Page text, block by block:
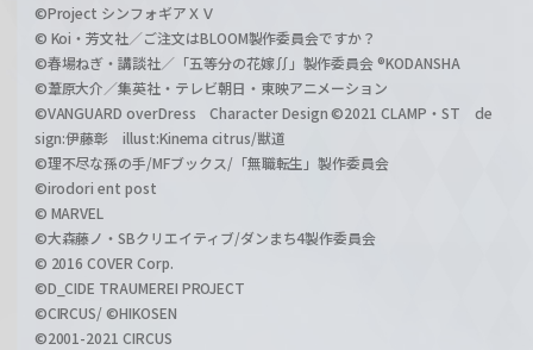
©Project シンフォギアＸＶ
© Koi・芳文社／ご注文はBLOOM製作委員会ですか？
©春場ねぎ・講談社／「五等分の花嫁∬」製作委員会 ®KODANSHA
©葦原大介／集英社・テレビ朝日・東映アニメーション
©VANGUARD overDress Character Design ©2021 CLAMP・ST de
sign:伊藤彰 illust:Kinema citrus/獣道
©理不尽な孫の手/MFブックス/「無職転生」製作委員会
©irodori ent post
© MARVEL
©大森藤ノ・SBクリエイティブ/ダンまち4製作委員会
© 2016 COVER Corp.
©D_CIDE TRAUMEREI PROJECT
©CIRCUS/ ©HIKOSEN
©2001-2021 CIRCUS